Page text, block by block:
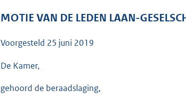
r
MOTIE VAN DE LEDEN LAAN-
Voorgesteld 25 juni 2019
De Kamer,
gehoord de beraadslaging,